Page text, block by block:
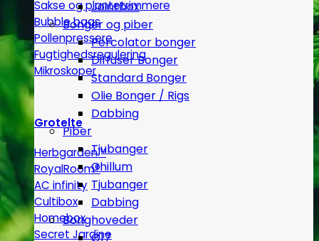
Sakse og plantetrimmere
Bubble bags
Pollenpressere
Fugtighedsregulering
Mikroskoper
Grotelte
Herbgarden™
RoyalRoom®
AC infinity
Cultibox
Homebox
Secret Jardine
Jointbox
Bonger og piber
Percolator bonger
Diffuser Bonger
Standard Bonger
Olie Bonger / Rigs
Dabbing
Piber
Tjubanger
Chillum
Tjubanger
Dabbing
Bonghoveder